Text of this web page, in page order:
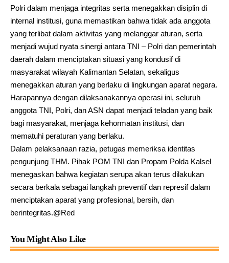
Polri dalam menjaga integritas serta menegakkan disiplin di
internal institusi, guna memastikan bahwa tidak ada anggota
yang terlibat dalam aktivitas yang melanggar aturan, serta
menjadi wujud nyata sinergi antara TNI – Polri dan pemerintah
daerah dalam menciptakan situasi yang kondusif di
masyarakat wilayah Kalimantan Selatan, sekaligus
menegakkan aturan yang berlaku di lingkungan aparat negara.
Harapannya dengan dilaksanakannya operasi ini, seluruh
anggota TNI, Polri, dan ASN dapat menjadi teladan yang baik
bagi masyarakat, menjaga kehormatan institusi, dan
mematuhi peraturan yang berlaku.
Dalam pelaksanaan razia, petugas memeriksa identitas
pengunjung THM. Pihak POM TNI dan Propam Polda Kalsel
menegaskan bahwa kegiatan serupa akan terus dilakukan
secara berkala sebagai langkah preventif dan represif dalam
menciptakan aparat yang profesional, bersih, dan
berintegritas.@Red
You Might Also Like